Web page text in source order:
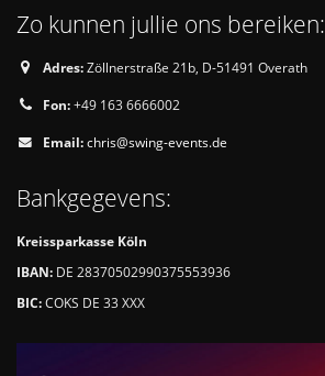
Zo kunnen jullie ons bereiken:
Adres:Zöllnerstraße 21b, D-51491 Overath
Fon:+49 163 6666002
Email:chris@swing-events.de
Bankgegevens:
Kreissparkasse Köln
IBAN: DE 28370502990375553936
BIC:COKS DE 33 XXX